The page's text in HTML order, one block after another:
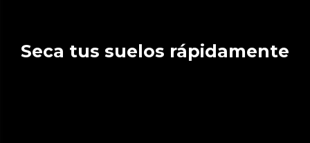
Seca tus suelos rápidamente